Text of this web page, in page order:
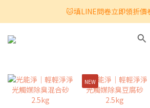
🐱填LINE問卷立即領折價
NEW